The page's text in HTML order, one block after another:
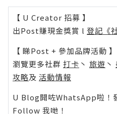
【 U Creator 招募 】
出Post賺現金獎賞 l 登記《
【 睇Post + 參加品牌活動 】
瀏覽更多社群 打卡 丶 旅遊 丶
攻略及 活動情報
U Blog開咗WhatsApp啦！
Follow 我哋 ！